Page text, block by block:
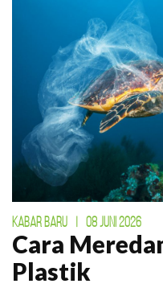
KABAR BARU 08 JUNI 2026
Cara
Plastik